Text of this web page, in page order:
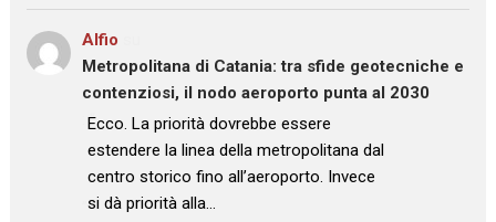
Alfio
Metropolitana di Catania: tra sfide geotecniche e
contenziosi, il nodo aeroporto punta al 2030
: “Ecco. La priorità dovrebbe essere
estendere la linea della metropolitana dal
centro storico fino all’aeroporto. Invece
si dà priorità alla…
”